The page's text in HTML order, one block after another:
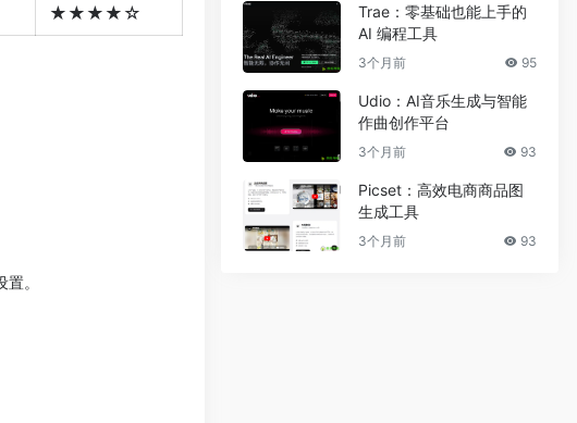
★★★★☆
。
Trae：零基础也能上手的
AI 编程工具
3个月前 95
Udio：AI音乐生成与智能
作曲创作平台
3个月前 93
Picset：高效电商商品图
生成工具
3个月前 93